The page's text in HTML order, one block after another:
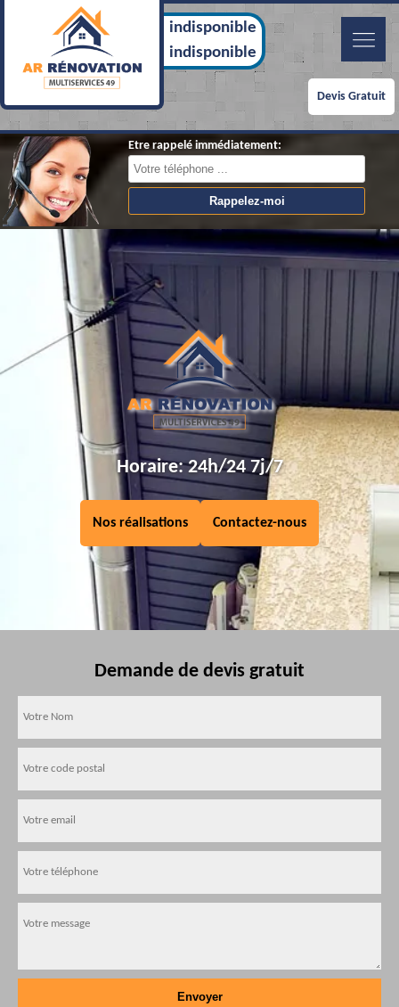
indisponible
indisponible
Devis Gratuit
Etre rappelé immédiatement:
Horaire: 24h/24 7j/7
Nos réalisations Contactez-nous
Demande de devis gratuit